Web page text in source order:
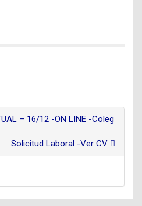
– 16/12 -ON LINE -Coleg
Solicitud Laboral -Ver CV